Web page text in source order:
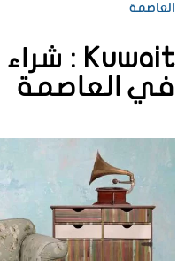
العاصمة
Kuwait :
في العاصمة